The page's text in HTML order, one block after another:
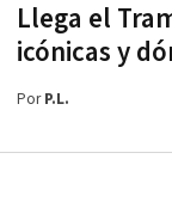
Llega el
icónicas y
PorP.L.